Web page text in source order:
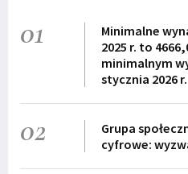
01
Minimalne
2025 r. to
minimalnym
stycznia 2026 r.
02
Grupa
cyfrowe: